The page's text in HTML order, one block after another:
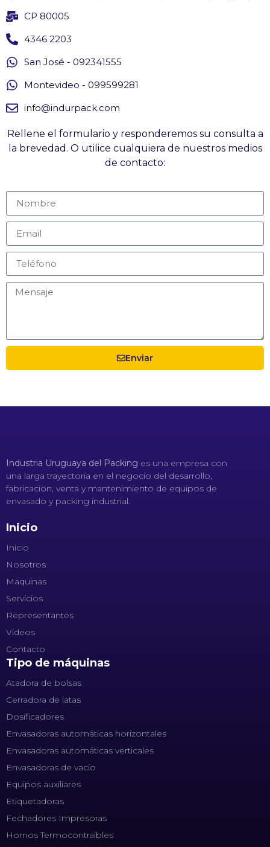
CP 80005
4346 2203
San José - 092341555
Montevideo - 099599281
info@indurpack.com
Rellene el formulario y responderemos su consulta a
la brevedad. O utilice cualquiera de nuestros medios
de contacto:
Enviar
Industria Uruguaya del Packing es una empresa con
una larga trayectoria en el negocio del desarrollo,
fabricacion, venta y mantenimiento de equipos de
envasado y packing industrial.
Inicio
Inicio
Nosotros
Maquinas
Servicios
Representantes
Videos
Contacto
Tipo de máquinas
Atadora de bolsas
Cerradora de latas
Dosificadores
Envasadoras automáticas horizontales
Envasadoras automáticas verticales
Envasadoras de vacío
Equipos auxiliares
Etiquetadoras
Fechadores Impresoras
Hornos Termocontraibles